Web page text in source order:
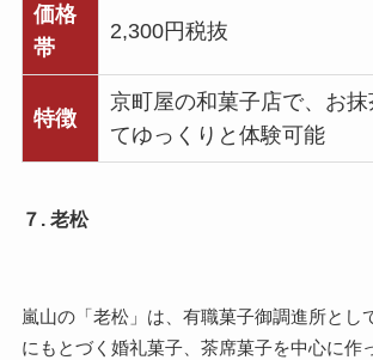
価格
帯
2,300円税抜
特徴
京町屋の和菓子店で、お抹
てゆっくりと体験可能
７. 老松
嵐山の「老松」は、有職菓子御調進所とし
にもとづく婚礼菓子、茶席菓子を中心に作